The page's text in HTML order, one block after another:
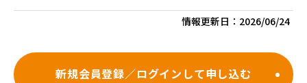
情報更新日： 2026/06/24
新規会員登録／ログインして申し込む